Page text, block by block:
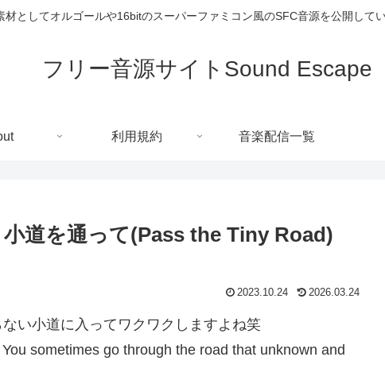
材としてオルゴールや16bitのスーパーファミコン風のSFC音源を公開してい
フリー音源サイトSound Escape
利用規約 音楽配信一覧
小道を通って(Pass the Tiny Road)
2023.10.24 2026.03.24
い小道に入ってワクワクしますよね笑
sometimes go through the road that unknown and